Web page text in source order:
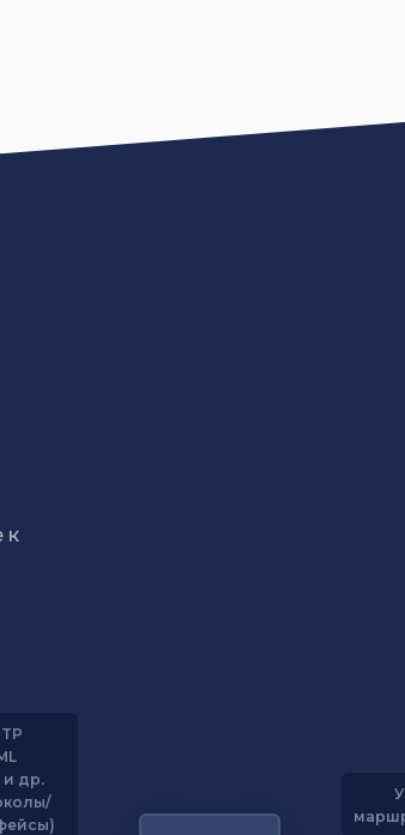
к
и др.